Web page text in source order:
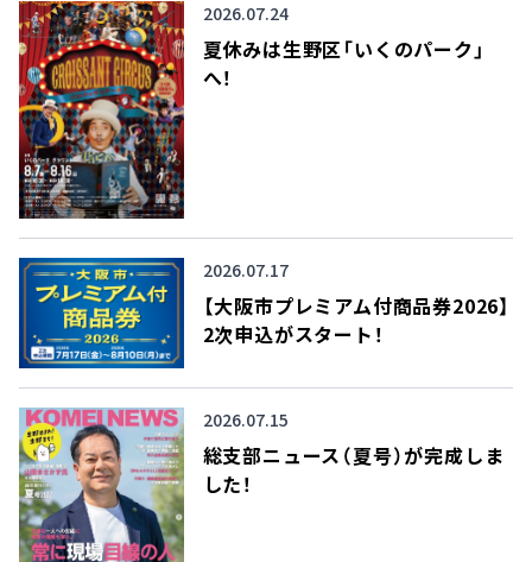
2026.07.24
夏休みは生野区「いくのパーク」
へ！
2026.07.17
【大阪市プレミアム付商品券2026】
2次申込がスタート！
2026.07.15
総支部ニュース（夏号）が完成しま
した！